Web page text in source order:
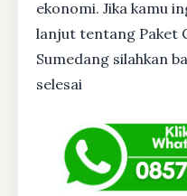
ekonomi. Jika kamu
lanjut tentang Paket
Sumedang silahkan
selesai